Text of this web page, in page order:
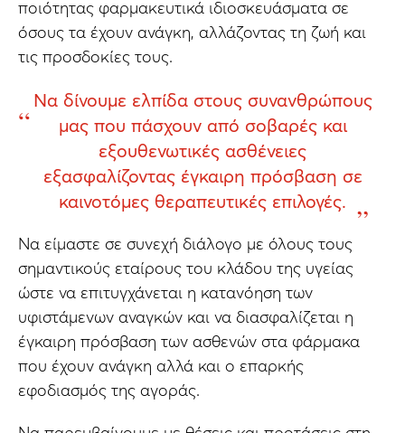
ποιότητας φαρμακευτικά ιδιοσκευάσματα σε
όσους τα έχουν ανάγκη, αλλάζοντας τη ζωή και
τις προσδοκίες τους.
Να δίνουμε ελπίδα στους συνανθρώπους
μας που πάσχουν από σοβαρές και
εξουθενωτικές ασθένειες
εξασφαλίζοντας έγκαιρη πρόσβαση σε
καινοτόμες θεραπευτικές επιλογές.
Να είμαστε σε συνεχή διάλογο με όλους τους
σημαντικούς εταίρους του κλάδου της υγείας
ώστε να επιτυγχάνεται η κατανόηση των
υφιστάμενων αναγκών και να διασφαλίζεται η
έγκαιρη πρόσβαση των ασθενών στα φάρμακα
που έχουν ανάγκη αλλά και ο επαρκής
εφοδιασμός της αγοράς.